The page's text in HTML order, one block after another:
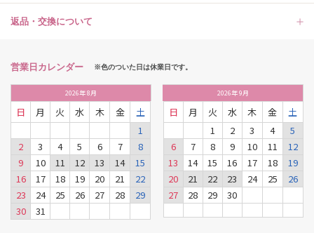
返品・交換について
営業日カレンダー ※色のついた日は休業日です。
2026年8月
日 月 火 水 木 金
土
1
2
3 4 5 6 7
8
9
10 11 12 13 14
15
16
17 18 19 20 21
22
23
24 25 26 27 28
29
30
31
2026年9月
日 月 火 水 木 金
土
1
2 3 4
5
6
7 8 9 10 11
12
13
14 15 16 17 18
19
20
21 22 23 24 25
26
27
28 29 30